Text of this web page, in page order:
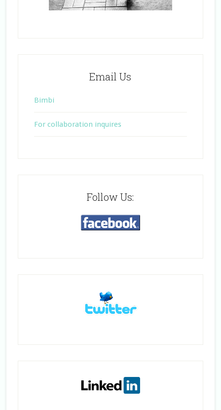
Email Us
Bimbi
For collaboration inquires
Follow Us: